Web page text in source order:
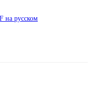
на русском